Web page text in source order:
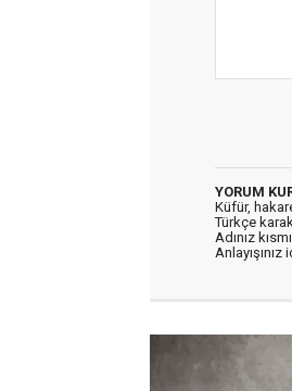
YORUM
Küfür,
Türkçe
Adınız